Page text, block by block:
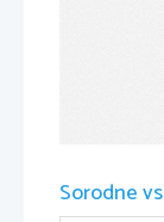
Sorodne